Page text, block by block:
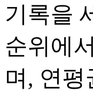
기록을
순위에
며, 연